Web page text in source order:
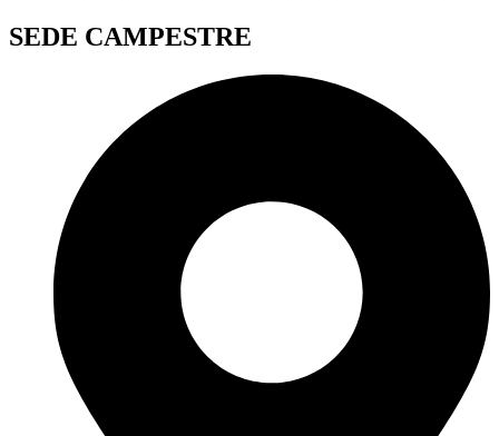
SEDE CAMPESTRE